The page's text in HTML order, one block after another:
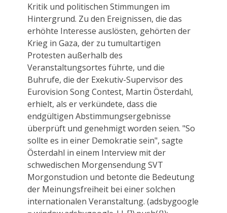
Kritik und politischen Stimmungen im
Hintergrund. Zu den Ereignissen, die das
erhöhte Interesse auslösten, gehörten der
Krieg in Gaza, der zu tumultartigen
Protesten außerhalb des
Veranstaltungsortes führte, und die
Buhrufe, die der Exekutiv-Supervisor des
Eurovision Song Contest, Martin Österdahl,
erhielt, als er verkündete, dass die
endgültigen Abstimmungsergebnisse
überprüft und genehmigt worden seien. "So
sollte es in einer Demokratie sein", sagte
Österdahl in einem Interview mit der
schwedischen Morgensendung SVT
Morgonstudion und betonte die Bedeutung
der Meinungsfreiheit bei einer solchen
internationalen Veranstaltung. (adsbygoogle